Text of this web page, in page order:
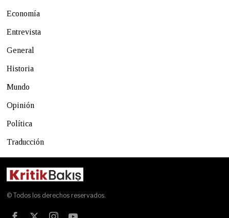
Economía
Entrevista
General
Historia
Mundo
Opinión
Política
Traducción
© Todos los derechos reservados.